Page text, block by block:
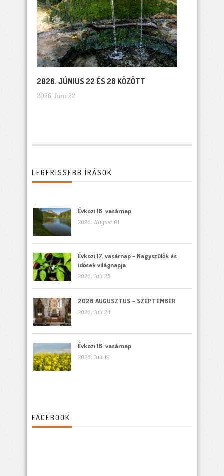
2026. JÚNIUS 22 ÉS 28 KÖZÖTT
2026. Juni 22
LEGFRISSEBB ÍRÁSOK
Évközi 18. vasárnap
2026. August 01
Évközi 17. vasárnap – Nagyszülők és
idősek világnapja
2026. Juli 25
2026 AUGUSZTUS – SZEPTEMBER
2026. Juli 24
Évközi 16. vasárnap
2026. Juli 19
FACEBOOK